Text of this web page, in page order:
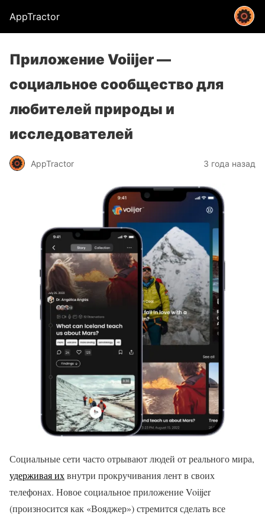
AppTractor
Приложение Voiijer —
социальное сообщество для
любителей природы и
исследователей
AppTractor 3 года назад
Социальные сети часто отрывают людей от реального мира,
удерживая ихвнутри прокручивания лент в своих
телефонах. Новое социальное приложение Voiijer
(произносится как «Вояджер») стремится сделать все